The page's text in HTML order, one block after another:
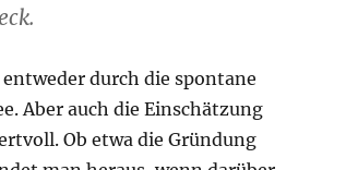
durch die spon­ta­ne
Aber auch die Ein­schät­zung
Ob etwa die Grün­dung